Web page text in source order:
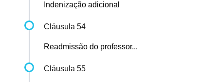
Indenização adicional
Cláusula 54
Readmissão do professor...
Cláusula 55